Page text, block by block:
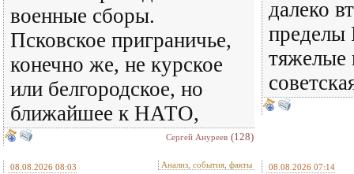
военные сборы.
Псковское приграничье,
конечно же, не курское
или белгородское, но
ближайшее к НАТО,
Сергей Ануреев (128)
далеко
пределы
тяжелые
08.08.2026 08:03 Анализ, события, факты 08.08.2026 07:14